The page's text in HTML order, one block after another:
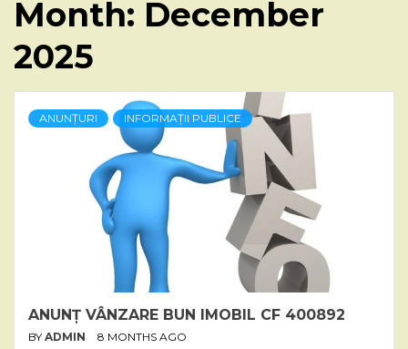
Month: December
2025
ANUNȚURI INFORMAȚII PUBLICE
ANUNȚ VÂNZARE BUN IMOBIL CF 400892
BY ADMIN 8 MONTHS AGO